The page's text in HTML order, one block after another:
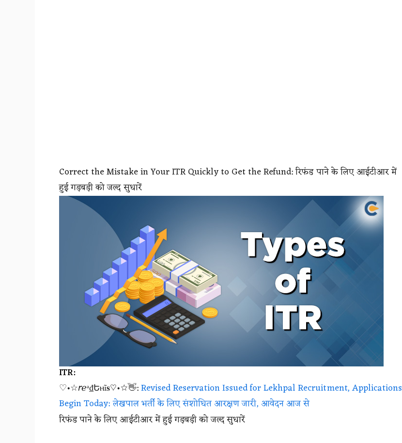
Correct the Mistake in Your ITR Quickly to Get the Refund: रिफंड पाने के लिए आईटीआर में
हुई गड़बड़ी को जल्द सुधारें
ITR:
♡•☆𝘳ℯᵃ₫Եⲏĩ𝐬♡•☆👋:Revised Reservation Issued for Lekhpal Recruitment, Applications
Begin Today: लेखपाल भर्ती के लिए संशोधित आरक्षण जारी, आवेदन आज से
रिफंड पाने के लिए आईटीआर में हुई गड़बड़ी को जल्द सुधारें